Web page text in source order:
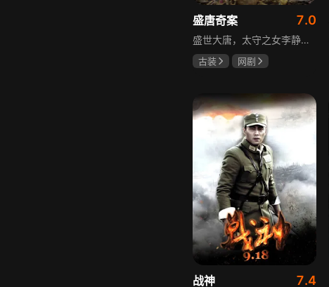
盛唐奇案 7.0
盛世大唐，太守之女李静澜天赋异禀，擅验尸断案，与神秘“鬼探”决明、武艺高强的捕快苏御安联手追凶，揭开一桩桩离奇悬案：双生姐妹的生死置换、跨越十七年的书生冤案、雅集会上的连环仪式杀人等。在迷雾与鲜血中，李静澜与决明暗生情愫，彼此扶持，坚守心中正道，挣脱宿命桎梏。盛世灯火之下，他们以智慧与勇气涤荡污浊，书写下一段守护正义与清明的传奇。
古装
网剧
战神 7.4